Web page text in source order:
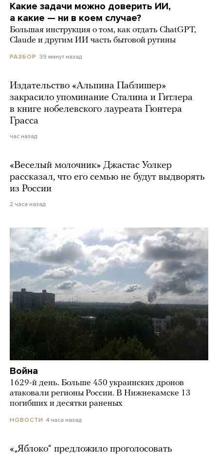
Какие задачи можно доверить ИИ,
а какие — ни в коем случае?
Большая инструкция о том, как отдать ChatGPT,
Claude и другим ИИ часть бытовой рутины
РАЗБОР 39 минут назад
Издательство «Альпина Паблишер»
закрасило упоминание Сталина и Гитлера
в книге нобелевского лауреата Гюнтера
Грасса
час назад
«Веселый молочник» Джастас Уолкер
рассказал, что его семью не будут выдворять
из России
2 часа назад
Война
1629-й день. Больше 450 украинских дронов
атаковали регионы России. В Нижнекамске 13
погибших и десятки раненых
НОВОСТИ 4 часа назад
«„Яблоко“ предложило проголосовать